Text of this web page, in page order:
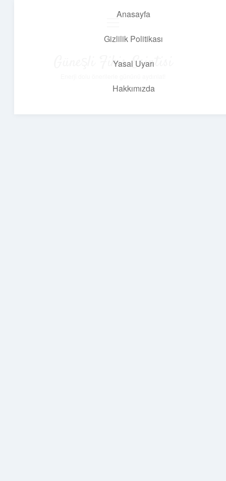
Anasayfa
Gizlilik Politikası
Yasal Uyarı
Hakkımızda
Güneşli Fikir Esintisi